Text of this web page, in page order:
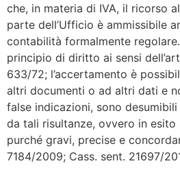
che, in materia di IVA, il ricorso
parte dell’Ufficio è ammissibile
contabilità formalmente
principio di diritto ai sensi
633/72; l’accertamento è
altri documenti o ad altri dati e
false indicazioni, sono
da tali risultanze, ovvero in esito
purché gravi, precise e
7184/2009; Cass. sent. 21697/